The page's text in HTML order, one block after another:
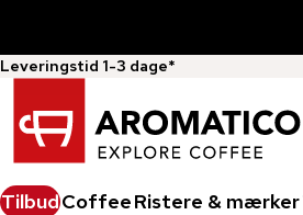
Leveringstid 1-3 dage*
TilbudCoffeeRistere & mærker